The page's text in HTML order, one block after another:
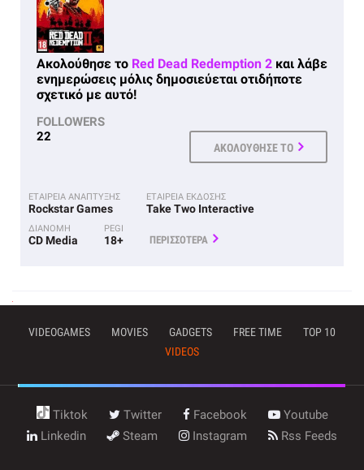
Ακολούθησε το Red Dead Redemption 2 και λάβε
ενημερώσεις μόλις δημοσιεύεται οτιδήποτε
σχετικό με αυτό!
FOLLOWERS
22
ΑΚΟΛΟΥΘΗΣΕ ΤΟ
ΕΤΑΙΡΕΙΑ ΑΝΑΠΤΥΞΗΣ
Rockstar Games
ΕΤΑΙΡΕΙΑ ΕΚΔΟΣΗΣ
Take Two Interactive
ΔΙΑΝΟΜΗ
CD Media
PEGI
18+ ΠΕΡΙΣΣΟΤΕΡΑ
VIDEOGAMES MOVIES GADGETS FREE TIME
TOP 10
VIDEOS
Tiktok Twitter Facebook
Youtube
Linkedin
Steam Instagram Rss Feeds